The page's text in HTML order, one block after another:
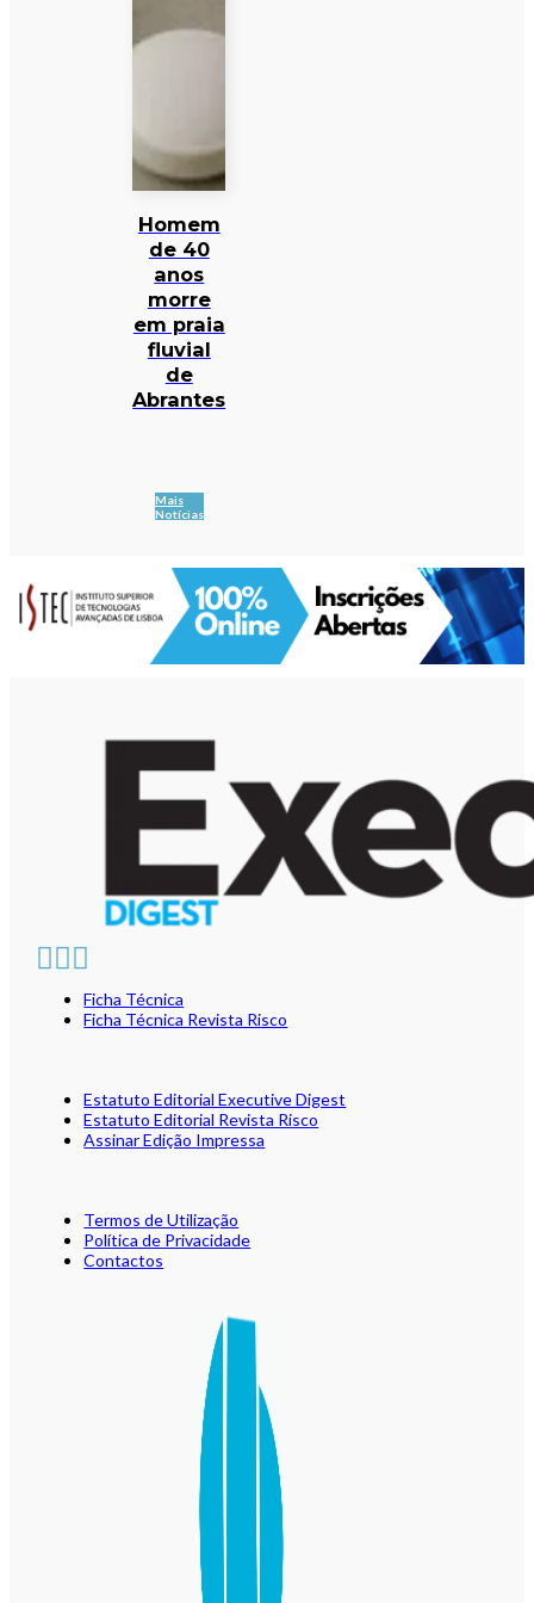
Homem
de 40
anos
morre
em praia
fluvial
de
Abrantes
Mais
Notícias
Ficha Técnica
Ficha Técnica Revista Risco
Estatuto Editorial Executive Digest
Estatuto Editorial Revista Risco
Assinar Edição Impressa
Termos de Utilização
Política de Privacidade
Contactos